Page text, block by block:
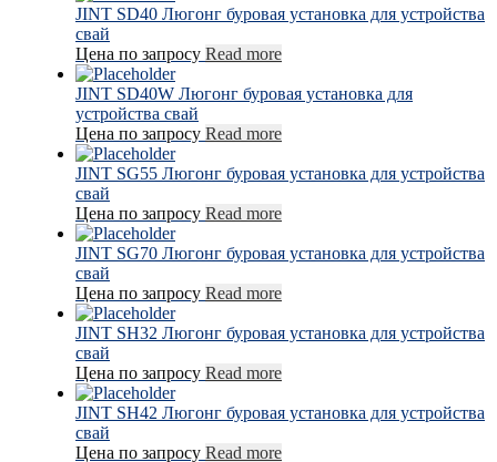
JINT SD40 Люгонг буровая установка для устройства
свай
Цена по запросу Read more
JINT SD40W Люгонг буровая установка для
устройства свай
Цена по запросу Read more
JINT SG55 Люгонг буровая установка для устройства
свай
Цена по запросу Read more
JINT SG70 Люгонг буровая установка для устройства
свай
Цена по запросу Read more
JINT SH32 Люгонг буровая установка для устройства
свай
Цена по запросу Read more
JINT SH42 Люгонг буровая установка для устройства
свай
Цена по запросу Read more